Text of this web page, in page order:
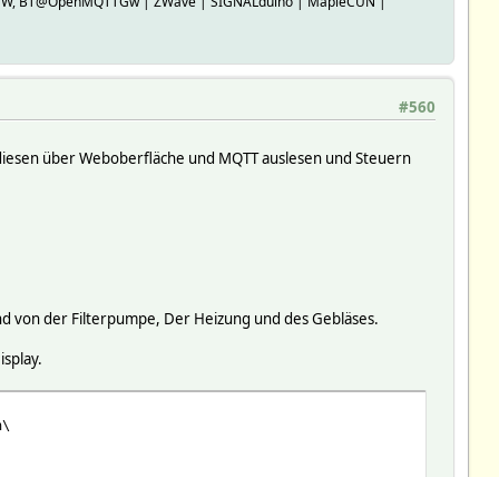
#560
über Weboberfläche und MQTT auslesen und Steuern
der Filterpumpe, Der Heizung und des Gebläses.